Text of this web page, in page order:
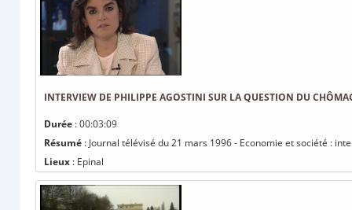
INTERVIEW DE PHILIPPE AGOSTINI SUR LA QUESTION DU
Durée : 00:03:09
Résumé : Journal télévisé du 21 mars 1996 - Economie et société :
Lieux : Epinal